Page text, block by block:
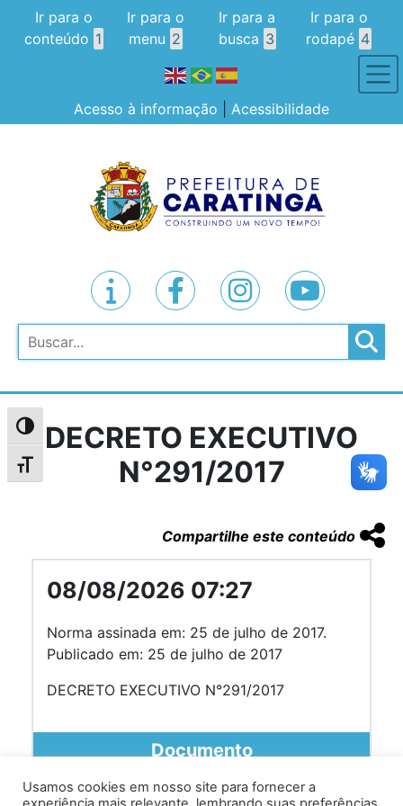
Alternar alto contraste
Alternar tamanho da fonte
Ir para o
conteúdo 1
Ir para o
menu 2
Ir para a
busca 3
Ir para o
rodapé 4
Acesso à informação Acessibilidade
Pesquisar
DECRETO EXECUTIVO
N°291/2017
Compartilhe este conteúdo
08/08/2026 07:27
Norma assinada em: 25 de julho de 2017.
Publicado em: 25 de julho de 2017
DECRETO EXECUTIVO N°291/2017
Documento
Usamos cookies em nosso site para fornecer a